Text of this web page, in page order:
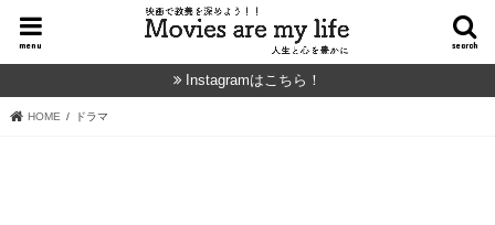
search
menu
Instagramはこちら！
HOME ドラマ